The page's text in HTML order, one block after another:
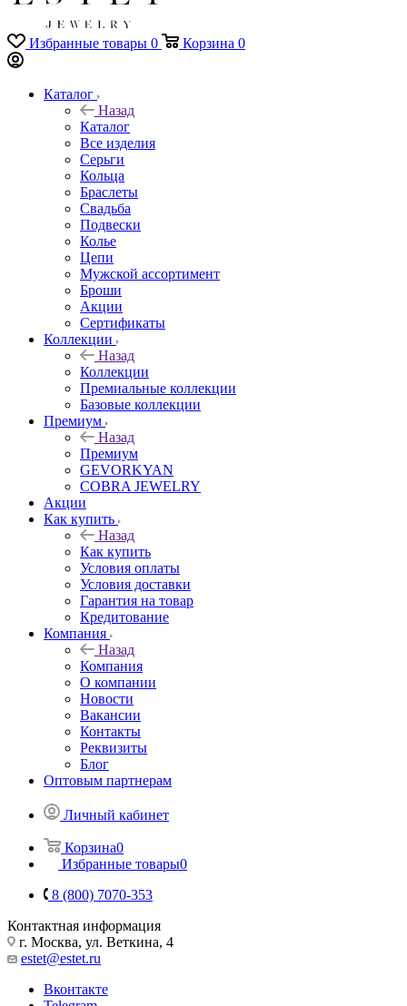
Избранные товары 0 Корзина 0
Каталог
Назад
Каталог
Все изделия
Серьги
Кольца
Браслеты
Свадьба
Подвески
Колье
Цепи
Мужской ассортимент
Броши
Акции
Сертификаты
Коллекции
Назад
Коллекции
Премиальные коллекции
Базовые коллекции
Премиум
Назад
Премиум
GEVORKYAN
COBRA JEWELRY
Акции
Как купить
Назад
Как купить
Условия оплаты
Условия доставки
Гарантия на товар
Кредитование
Компания
Назад
Компания
О компании
Новости
Вакансии
Контакты
Реквизиты
Блог
Оптовым партнерам
Личный кабинет
Корзина0
Избранные товары0
8 (800) 7070-353
Контактная информация
г. Москва, ул. Веткина, 4
estet@estet.ru
Вконтакте